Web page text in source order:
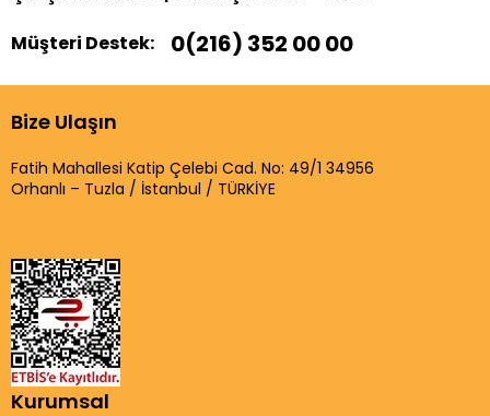
Müşteri Destek:
0(216) 352 00 00
Bize Ulaşın
Fatih Mahallesi Katip Çelebi Cad. No: 49/1 34956
Orhanlı – Tuzla / İstanbul / TÜRKİYE
Kurumsal